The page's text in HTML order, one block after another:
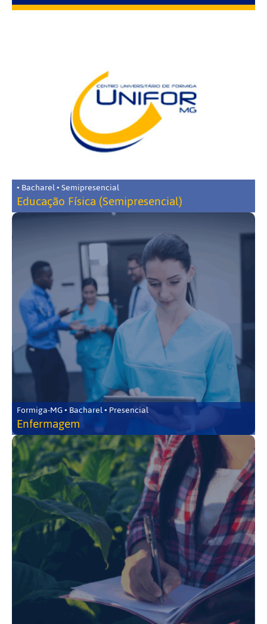
• Bacharel • Semipresencial
Educação Física (Semipresencial)
Formiga-MG • Bacharel • Presencial
Enfermagem